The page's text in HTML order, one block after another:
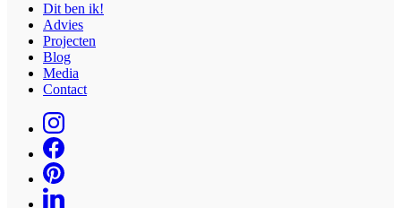
Dit ben ik!
Advies
Projecten
Blog
Media
Contact